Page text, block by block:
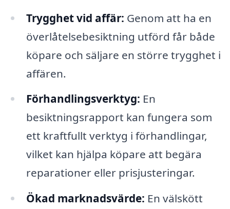
Trygghet vid affär: Genom att ha en
överlåtelsebesiktning utförd får både
köpare och säljare en större trygghet i
affären.
Förhandlingsverktyg: En
besiktningsrapport kan fungera som
ett kraftfullt verktyg i förhandlingar,
vilket kan hjälpa köpare att begära
reparationer eller prisjusteringar.
Ökad marknadsvärde: En välskött